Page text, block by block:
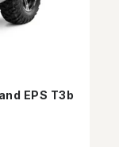
EPS T3b